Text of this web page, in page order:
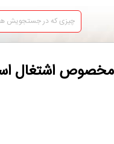
اشتغال